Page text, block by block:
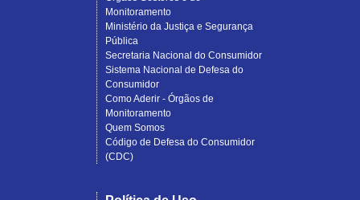
Monitoramento
Ministério da Justiça e Segurança
Pública
Secretaria Nacional do Consumidor
Sistema Nacional de Defesa do
Consumidor
Como Aderir - Órgãos de
Monitoramento
Quem Somos
Código de Defesa do Consumidor
(CDC)